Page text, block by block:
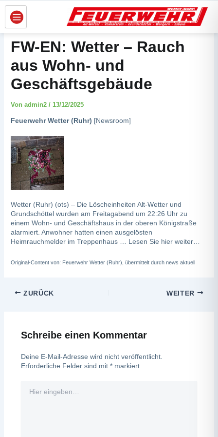
Zum
Inhalt
springen
FW-EN: Wetter – Rauch
aus Wohn- und
Geschäftsgebäude
Von admin2 / 13/12/2025
Feuerwehr Wetter (Ruhr) [Newsroom]
Wetter (Ruhr) (ots) – Die Löscheinheiten Alt-Wetter und
Grundschöttel wurden am Freitagabend um 22:26 Uhr zu
einem Wohn- und Geschäftshaus in der oberen Königstraße
alarmiert. Anwohner hatten einen ausgelösten
Heimrauchmelder im Treppenhaus … Lesen Sie hier weiter…
Original-Content von: Feuerwehr Wetter (Ruhr), übermittelt durch news aktuell
ZURÜCK WEITER
Schreibe einen Kommentar
Deine E-Mail-Adresse wird nicht veröffentlicht.
Erforderliche Felder sind mit *markiert
eingeben…